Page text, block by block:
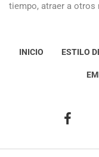
tiempo, atraer a otros
INICIO ESTILO